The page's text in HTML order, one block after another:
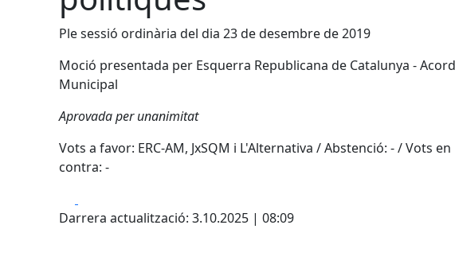
Ple sessió ordinària del dia 23 de desembre de 2019
Moció presentada per Esquerra Republicana de Catalunya - Acord
Municipal
Aprovada per unanimitat
Vots a favor: ERC-AM, JxSQM i L'Alternativa / Abstenció: - / Vots en
contra: -
Darrera actualització: 3.10.2025 | 08:09